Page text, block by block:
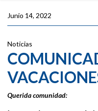
Junio 14, 2022
Noticias
Querida comunidad: